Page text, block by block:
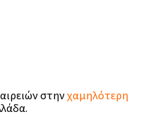
στηνχαμηλότερη